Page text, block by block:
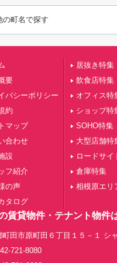
の町名で探す
要
バシーポリシー
約
マップ
合わせ
設
フ紹介
の声
タログ
居抜き特集
飲食店特集
オフィス特
ショップ特
SOHO特集
大型店舗特
ロードサイ
倉庫特集
相模原エリ
賃貸物件・テナント物件
町田市原町田６丁目１５－１ シ
721-8080